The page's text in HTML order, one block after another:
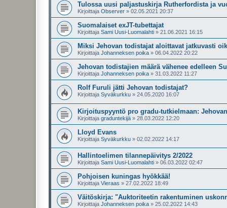
Tulossa uusi paljastuskirja Rutherfordista ja
Kirjoittaja Observer » 02.05.2021 20:37
Suomalaiset exJT-tubettajat
Kirjoittaja Sami Uusi-Luomalahti » 21.06.2021 16:15
Miksi Jehovan todistajat aloittavat jatkuvasti
Kirjoittaja Johanneksen poika » 06.04.2022 20:22
Jehovan todistajien määrä vähenee edelleen
Kirjoittaja Johanneksen poika » 31.03.2022 11:27
Rolf Furuli jätti Jehovan todistajat?
Kirjoittaja Syväkurkku » 24.05.2020 16:07
Kirjoituspyyntö pro gradu-tutkielmaan:
Kirjoittaja graduntekijä » 28.03.2022 12:20
Lloyd Evans
Kirjoittaja Syväkurkku » 02.02.2022 14:17
Hallintoelimen tilannepäivitys 2/2022
Kirjoittaja Sami Uusi-Luomalahti » 06.03.2022 02:47
Pohjoisen kuningas hyökkää!
Kirjoittaja Vieraas » 27.02.2022 18:49
Väitöskirja: "Auktoriteetin rakentuminen
Kirjoittaja Johanneksen poika » 25.02.2022 14:43